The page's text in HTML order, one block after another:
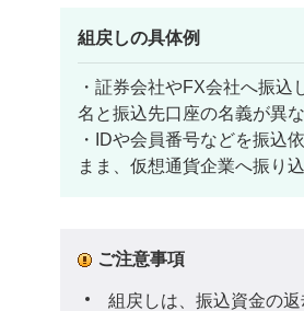
組戻しの具体例
・証券会社やFX会社へ振込
名と振込先口座の名義が異
・IDや会員番号などを振込
まま、仮想通貨企業へ振り
ご注意事項
組戻しは、振込資金の